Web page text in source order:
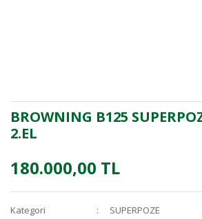
BROWNING B125
2.EL
180.000,00 TL
Kategori
SUPERPOZE